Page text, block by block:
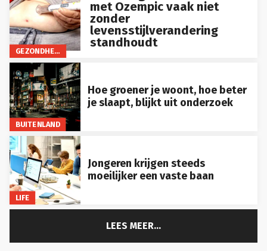
GEZONDHEID
zonder
levensstijlverandering
standhoudt
BUITENLAND
Hoe groener je woont, hoe beter
je slaapt, blijkt uit onderzoek
LIFE
Jongeren krijgen steeds
moeilijker een vaste baan
LEES MEER...